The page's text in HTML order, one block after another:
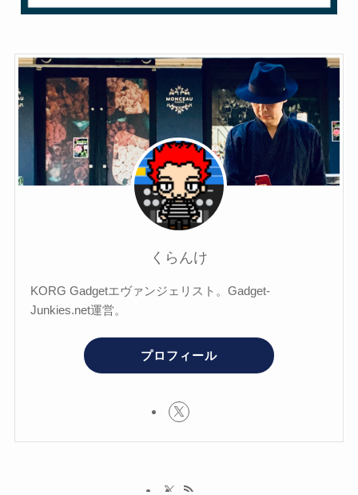
くらんけ
KORG Gadgetエヴァンジェリスト。Gadget-
Junkies.net運営。
プロフィール